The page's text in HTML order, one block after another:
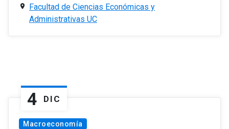
Facultad de Ciencias Económicas y
Administrativas UC
4 DIC
Macroeconomía